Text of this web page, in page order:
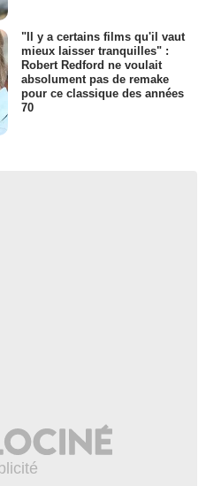
"Il y a certains films qu'il vaut
mieux laisser tranquilles" :
Robert Redford ne voulait
absolument pas de remake
pour ce classique des années
70